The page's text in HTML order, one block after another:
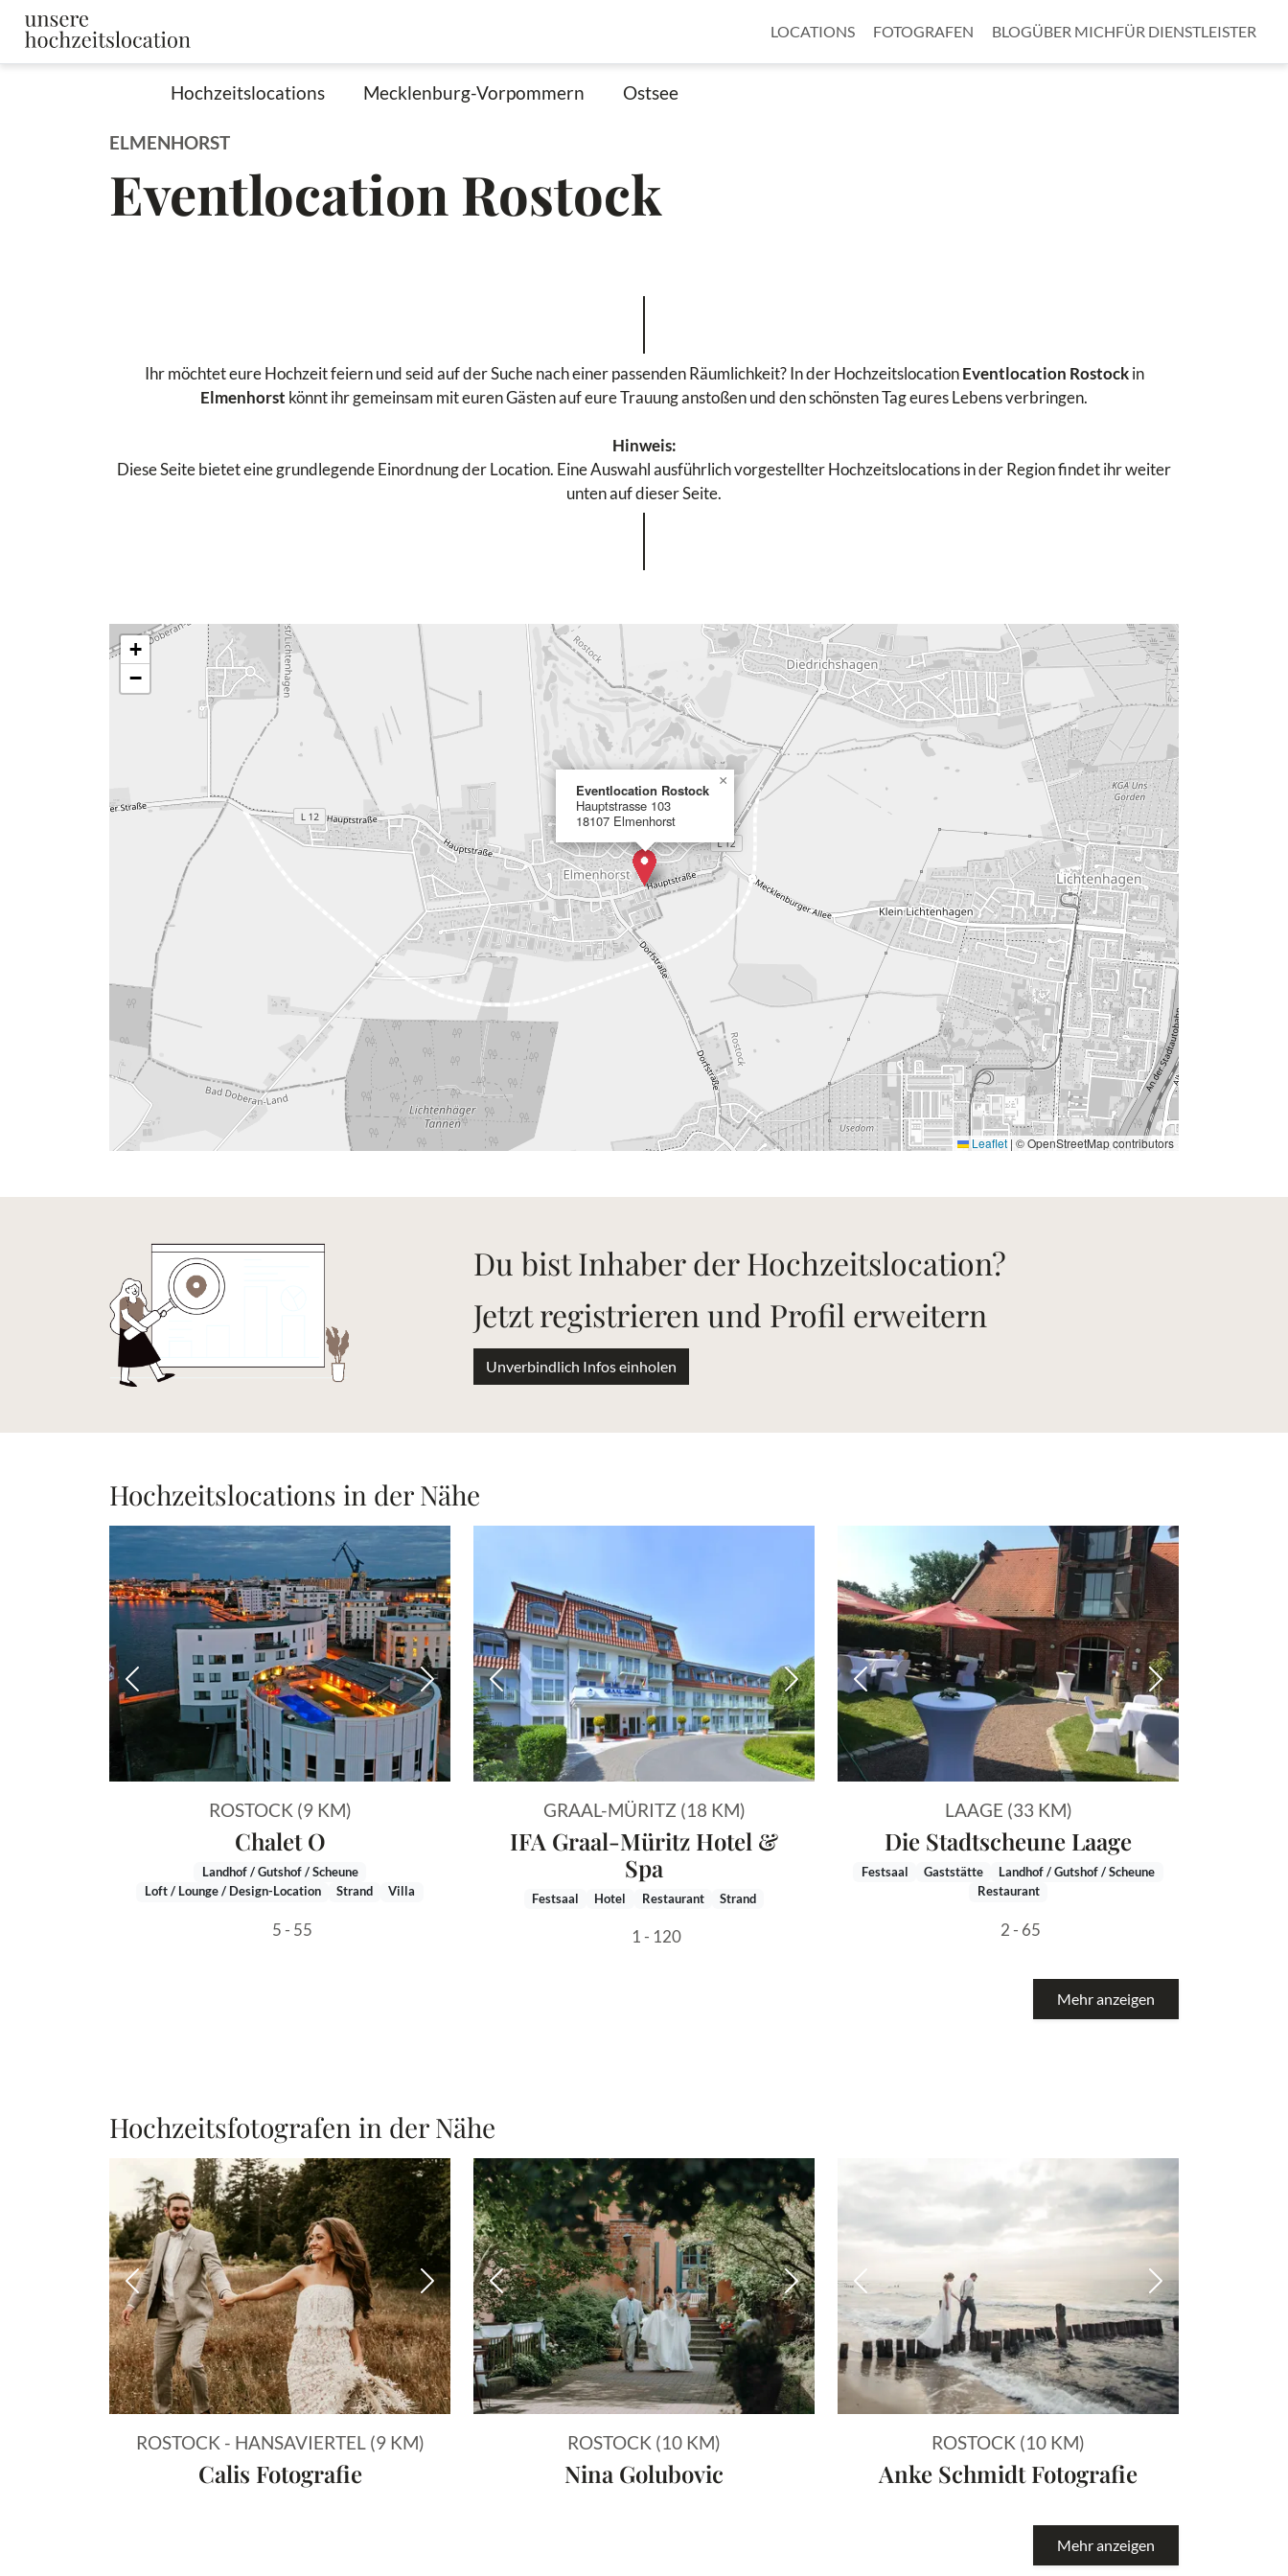
LOCATIONS FOTOGRAFEN BLOGÜBER MICHFÜR DIENSTLEISTER
Hochzeitslocations Mecklenburg-Vorpommern Ostsee
ELMENHORST
Eventlocation Rostock
Ihr möchtet eure Hochzeit feiern und seid auf der Suche nach einer passenden Räumlichkeit? In der HochzeitslocationEventlocation Rostockin
Elmenhorst könnt ihr gemeinsam mit euren Gästen auf eure Trauung anstoßen und den schönsten Tag eures Lebens verbringen.
Hinweis:
Diese Seite bietet eine grundlegende Einordnung der Location. Eine Auswahl ausführlich vorgestellter Hochzeitslocations in der Region findet ihr weiter
unten auf dieser Seite.
Eventlocation Rostock
Hauptstrasse 103
18107 Elmenhorst
×
+
−
Leaflet | © OpenStreetMap contributors
Du bist Inhaber der Hochzeitslocation?
Jetzt registrieren und Profil erweitern
Unverbindlich Infos einholen
Hochzeitslocations in der Nähe
Vorheriges Bild Nächstes Bild
ROSTOCK (9 KM)
Chalet O
Landhof / Gutshof / Scheune
Loft / Lounge / Design-Location
Strand Villa
5 - 55
Vorheriges Bild Nächstes Bild
GRAAL-MÜRITZ (18 KM)
IFA Graal-Müritz Hotel &
Spa
Festsaal Hotel Restaurant Strand
1 - 120
Vorheriges Bild Nächstes Bild
LAAGE (33 KM)
Die Stadtscheune Laage
Festsaal Gaststätte
Landhof / Gutshof / Scheune
Restaurant
2 - 65
Mehr anzeigen
Hochzeitsfotografen in der Nähe
Vorheriges Bild Nächstes Bild
ROSTOCK - HANSAVIERTEL (9 KM)
Calis Fotografie
Vorheriges Bild Nächstes Bild
ROSTOCK (10 KM)
Nina Golubovic
Vorheriges Bild Nächstes Bild
ROSTOCK (10 KM)
Anke Schmidt Fotografie
Mehr anzeigen